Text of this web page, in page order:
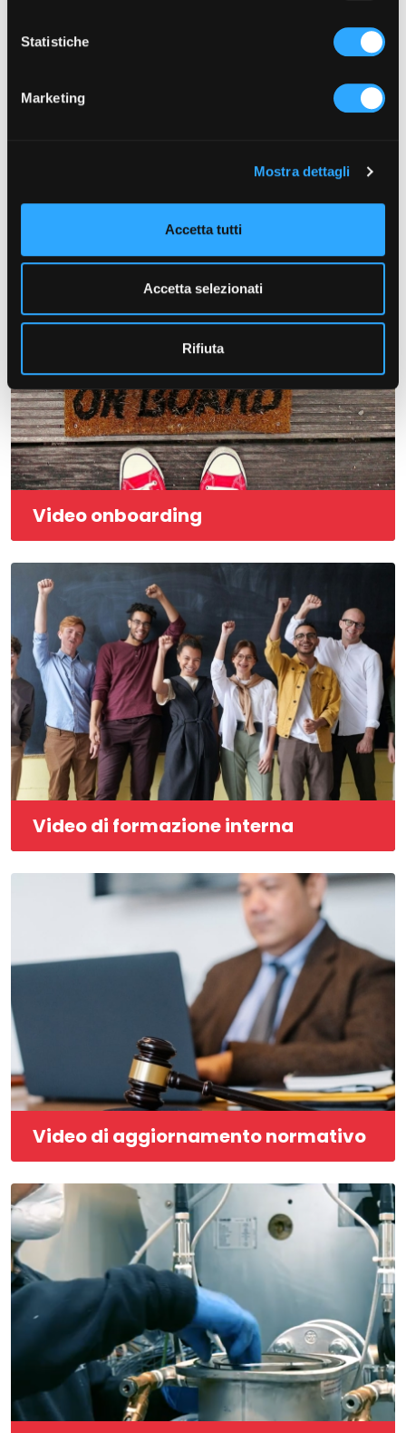
Statistiche
Marketing
Mostra dettagli
Accetta tutti
Accetta selezionati
Rifiuta
Video tecnici di presentazione
prodotto
Video onboarding
Video di formazione interna
Video di aggiornamento normativo